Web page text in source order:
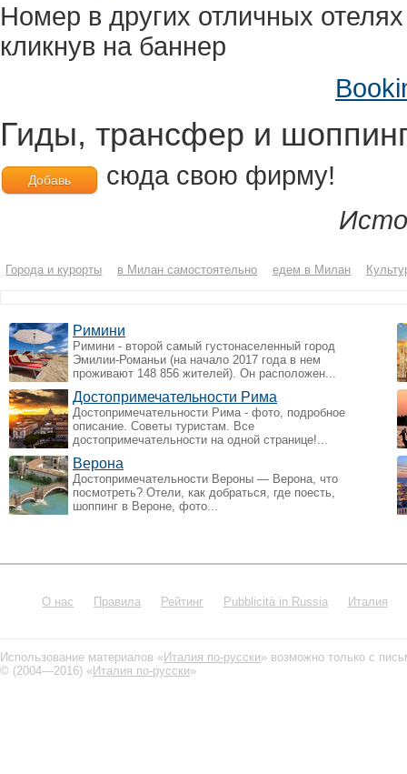
Номер в других отличных
кликнув на баннер
Гиды, трансфер и
Добавь
сюда свою фирму!
Города и курорты в Милан самостоятельно едем в Милан
Римини
Римини - второй самый густонаселенный город
Эмилии-Романьи (на начало 2017 года в нем
проживают 148 856 жителей). Он расположен...
Достопримечательности Рима
Достопримечательности Рима - фото, подробное
описание. Советы туристам. Все
достопримечательности на одной странице!...
Верона
Достопримечательности Вероны — Верона, что
посмотреть? Отели, как добраться, где поесть,
шоппинг в Вероне, фото...
О нас Правила Рейтинг Pubblicità in Russia Италия
Использование материалов «Италия по-русски» возможно только с
© (2004—2016) «Италия по-русски»